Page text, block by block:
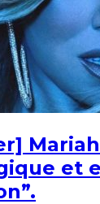
et